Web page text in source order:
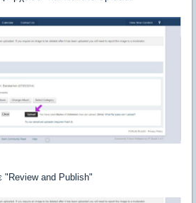
"Review and Publish"